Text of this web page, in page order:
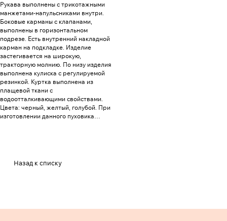
Рукава выполнены с трикотажными
манжетами-напульсниками внутри.
Боковые карманы с клапанами,
выполнены в горизонтальном
подрезе. Есть внутренний накладной
карман на подкладке. Изделие
застегивается на широкую,
тракторную молнию. По низу изделия
выполнена кулиска с регулируемой
резинкой. Куртка выполнена из
плащевой ткани с
водоотталкивающими свойствами.
Цвета: черный, желтый, голубой. При
изготовлении данного пуховика
Назад к списку